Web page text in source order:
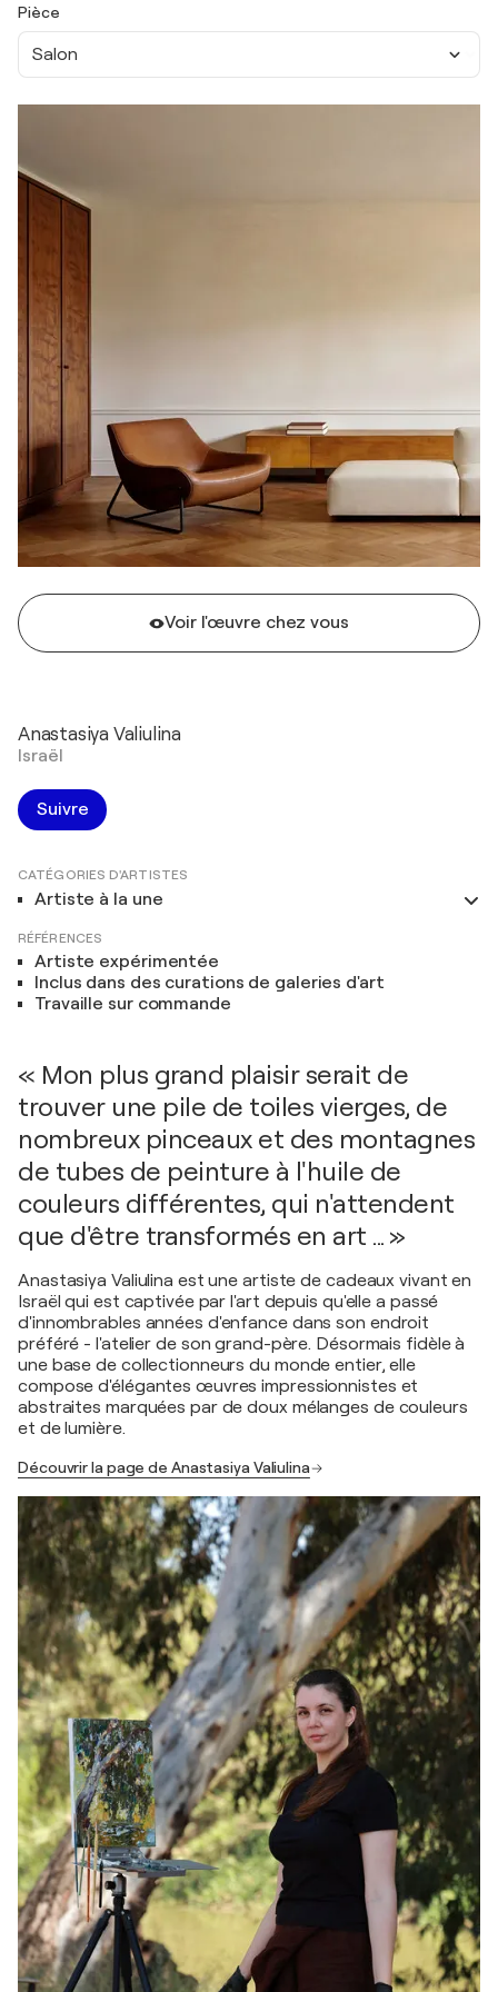
Pièce
Salon
Voir l'œuvre chez vous
Anastasiya Valiulina
Israël
Suivre
CATÉGORIES D'ARTISTES
Artiste à la une
RÉFÉRENCES
Artiste expérimentée
Inclus dans des curations de galeries d'art
Travaille sur commande
« Mon plus grand plaisir serait de
trouver une pile de toiles vierges, de
nombreux pinceaux et des montagnes
de tubes de peinture à l'huile de
couleurs différentes, qui n'attendent
que d'être transformés en art ... »
Anastasiya Valiulina est une artiste de cadeaux vivant en
Israël qui est captivée par l'art depuis qu'elle a passé
d'innombrables années d'enfance dans son endroit
préféré - l'atelier de son grand-père. Désormais fidèle à
une base de collectionneurs du monde entier, elle
compose d'élégantes œuvres impressionnistes et
abstraites marquées par de doux mélanges de couleurs
et de lumière.
Découvrir la page de Anastasiya Valiulina